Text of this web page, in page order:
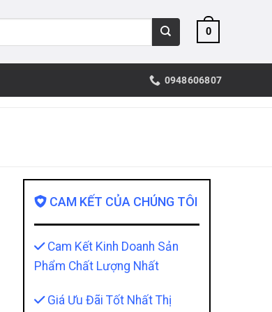
0
0948606807
CAM KẾT CỦA CHÚNG TÔI
Cam Kết Kinh Doanh Sản
Phẩm Chất Lượng Nhất
Giá Ưu Đãi Tốt Nhất Thị